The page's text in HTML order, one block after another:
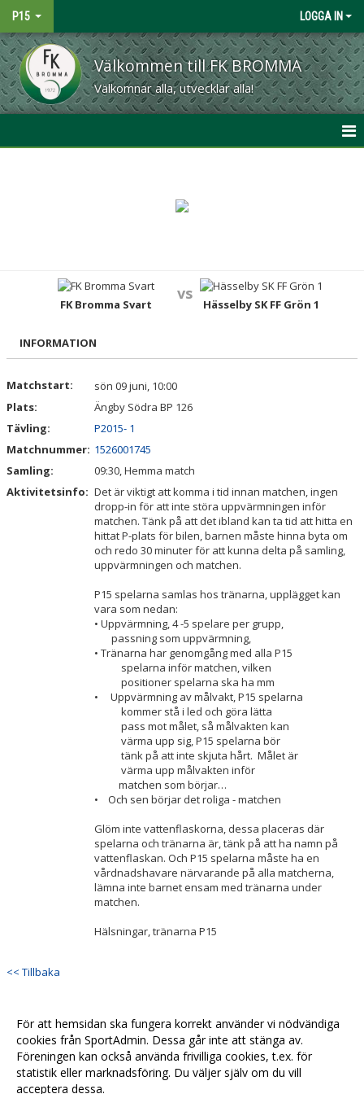
P15 LOGGA IN
Välkommen till FK BROMMA
Välkomnar alla, utvecklar alla!
BILDGALLERI
KONTAKT
FK Bromma Svart
vs
Hässelby SK FF Grön 1
INFORMATION
Matchstart:
sön 09 juni, 10:00
Plats:
Ängby Södra BP 126
Tävling:
P2015- 1
Matchnummer: 1526001745
Samling:
09:30, Hemma match
Aktivitetsinfo: Det är viktigt att komma i tid innan matchen, ingen
dropp-in för att inte störa uppvärmningen inför
matchen. Tänk på att det ibland kan ta tid att hitta en
hittat P-plats för bilen, barnen måste hinna byta om
och redo 30 minuter för att kunna delta på samling,
uppvärmningen och matchen.
P15 spelarna samlas hos tränarna, upplägget kan
vara som nedan:
• Uppvärmning, 4 -5 spelare per grupp,
passning som uppvärmning,
• Tränarna har genomgång med alla P15
spelarna inför matchen, vilken
positioner spelarna ska ha mm
• Uppvärmning av målvakt, P15 spelarna
kommer stå i led och göra lätta
pass mot målet, så målvakten kan
värma upp sig, P15 spelarna bör
tänk på att inte skjuta hårt. Målet är
värma upp målvakten inför
matchen som börjar…
• Och sen börjar det roliga - matchen
Glöm inte vattenflaskorna, dessa placeras där
spelarna och tränarna är, tänk på att ha namn på
vattenflaskan. Och P15 spelarna måste ha en
vårdnadshavare närvarande på alla matcherna,
lämna inte barnet ensam med tränarna under
matchen.
Hälsningar, tränarna P15
<< Tillbaka
För att hemsidan ska fungera korrekt använder vi nödvändiga
cookies från SportAdmin. Dessa går inte att stänga av.
Föreningen kan också använda frivilliga cookies, t.ex. för
statistik eller marknadsföring. Du väljer själv om du vill
acceptera dessa.